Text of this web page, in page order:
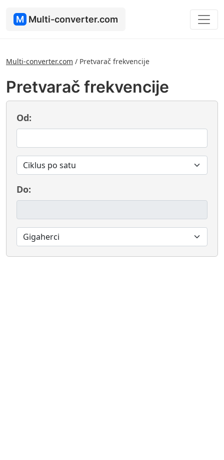
M Multi-converter.com
Multi-converter.com / Pretvarač frekvencije
Pretvarač frekvencije
Od:
Do: